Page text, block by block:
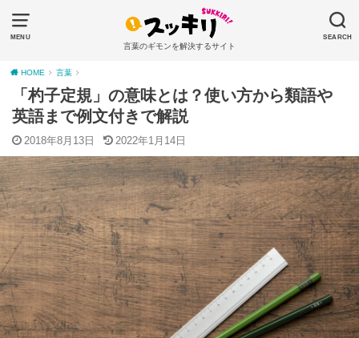
MENU SEARCH
言葉のギモンを解決するサイト
HOME 言葉
「杓子定規」の意味とは？使い方から類語や
英語まで例文付きで解説
2018年8月13日 2022年1月14日